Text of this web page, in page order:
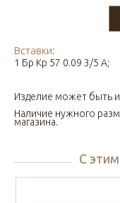
Вставки:
1 Бр Кр 57 0.09 3/5 А;
Изделие может быть
Наличие нужного
магазина.
С